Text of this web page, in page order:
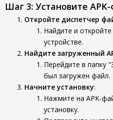
Шаг 3: Установите
Откройте диспетчер
Найдите и
устройстве.
Найдите загруженный
Перейдите в папку
был загружен файл.
Начните установку:
Нажмите на APK-
установку.